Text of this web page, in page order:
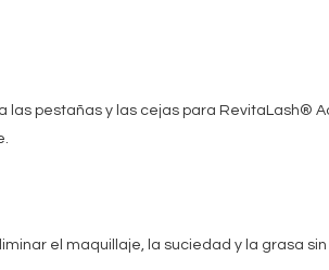
pestañas y las cejas para RevitaLash®
el maquillaje, la suciedad y la grasa